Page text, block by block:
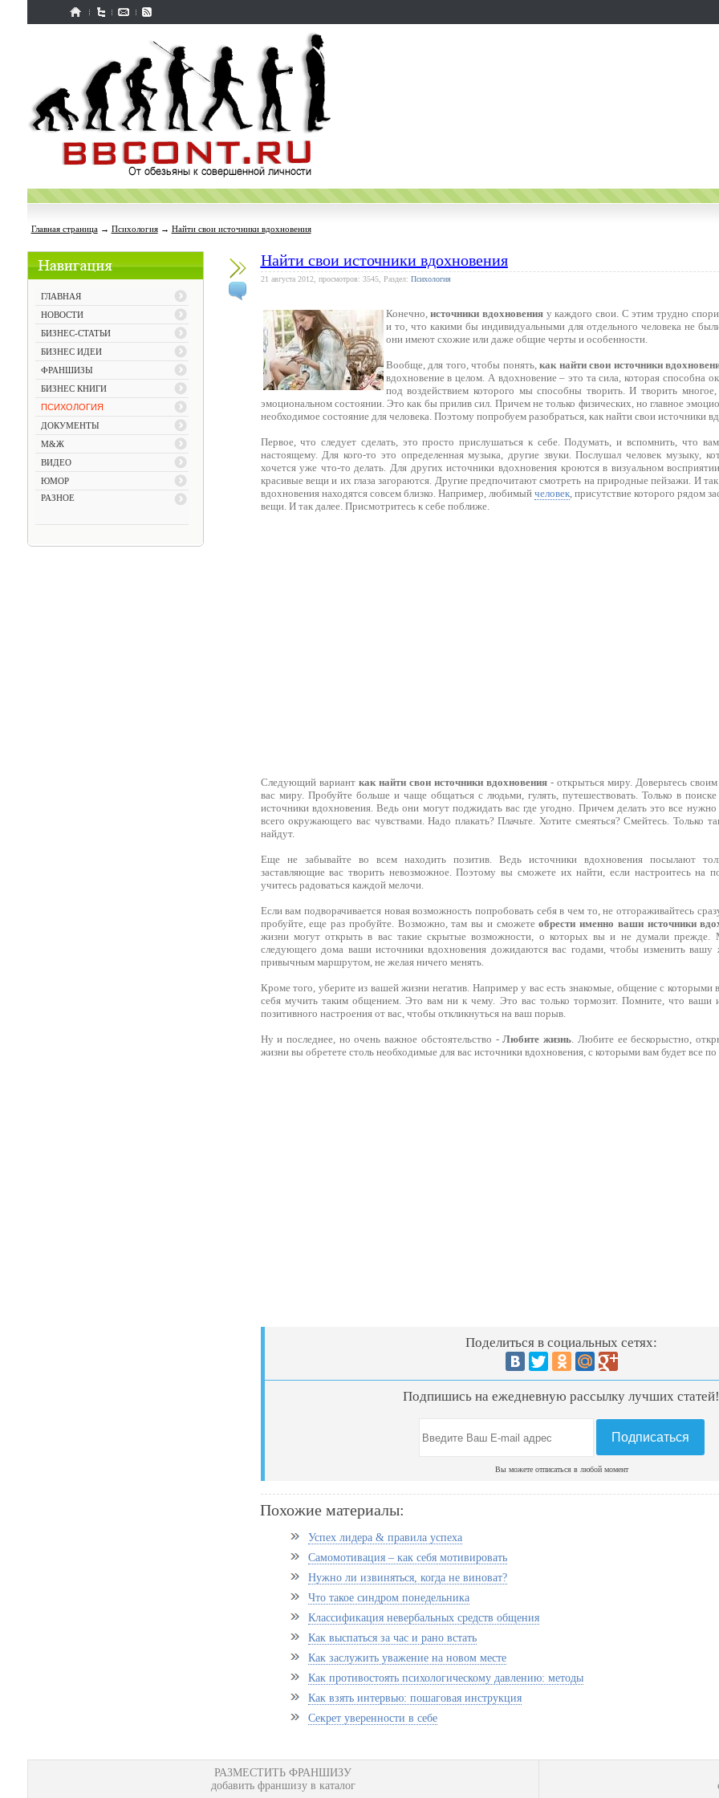
Главная страница→ Психология→ Найти свои источники вдохновения
ГЛАВНАЯ
НОВОСТИ
БИЗНЕС-СТАТЬИ
БИЗНЕС ИДЕИ
ФРАНШИЗЫ
БИЗНЕС КНИГИ
ПСИХОЛОГИЯ
ДОКУМЕНТЫ
М&Ж
ВИДЕО
ЮМОР
РАЗНОЕ
Найти свои источники вдохновения
21 августа 2012, просмотров: 3545, Раздел: Психология
Конечно,источники вдохновения у каждого свои. С этим трудно
и то, что какими бы индивидуальными для отдельного человека не
они имеют схожие или даже общие черты и особенности.
Вообще, для того, чтобы понять,как найти свои источники
вдохновение в целом. А вдохновение – это та сила, которая способна
под воздействием которого мы способны творить. И творить
эмоциональном состоянии. Это как бы прилив сил. Причем не только физических, но главное
необходимое состояние для человека. Поэтому попробуем разобраться, как найти свои источники
Первое, что следует сделать, это просто прислушаться к себе. Подумать, и вспомнить, что
настоящему. Для кого-то это определенная музыка, другие звуки. Послушал человек музыку,
хочется уже что-то делать. Для других источники вдохновения кроются в визуальном
красивые вещи и их глаза загораются. Другие предпочитают смотреть на природные пейзажи. И
вдохновения находятся совсем близко. Например, любимый человек, присутствие которого рядом
вещи. И так далее. Присмотритесь к себе поближе.
Следующий вариант как найти свои источники вдохновения - открыться миру. Доверьтесь
вас миру. Пробуйте больше и чаще общаться с людьми, гулять, путешествовать. Только в
источники вдохновения. Ведь они могут поджидать вас где угодно. Причем делать это все
всего окружающего вас чувствами. Надо плакать? Плачьте. Хотите смеяться? Смейтесь. Только
найдут.
Еще не забывайте во всем находить позитив. Ведь источники вдохновения посылают
заставляющие вас творить невозможное. Поэтому вы сможете их найти, если настроитесь на
учитесь радоваться каждой мелочи.
Если вам подворачивается новая возможность попробовать себя в чем то, не отгораживайтесь
пробуйте, еще раз пробуйте. Возможно, там вы и сможетеобрести именно ваши источники
жизни могут открыть в вас такие скрытые возможности, о которых вы и не думали прежде.
следующего дома ваши источники вдохновения дожидаются вас годами, чтобы изменить
привычным маршрутом, не желая ничего менять.
Кроме того, уберите из вашей жизни негатив. Например у вас есть знакомые, общение с которыми
себя мучить таким общением. Это вам ни к чему. Это вас только тормозит. Помните, что ваши
позитивного настроения от вас, чтобы откликнуться на ваш порыв.
Ну и последнее, но очень важное обстоятельство -Любите жизнь. Любите ее бескорыстно,
жизни вы обретете столь необходимые для вас источники вдохновения, с которыми вам будет все
Поделиться в социальных сетях:
Подпишись на ежедневную рассылку лучших
Вы можете отписаться в любой момент
Похожие материалы:
Успех лидера & правила успеха
Самомотивация – как себя мотивировать
Нужно ли извиняться, когда не виноват?
Что такое синдром понедельника
Классификация невербальных средств общения
Как выспаться за час и рано встать
Как заслужить уважение на новом месте
Как противостоять психологическому давлению: методы
Как взять интервью: пошаговая инструкция
Секрет уверенности в себе
РАЗМЕСТИТЬ ФРАНШИЗУ
добавить франшизу в каталог